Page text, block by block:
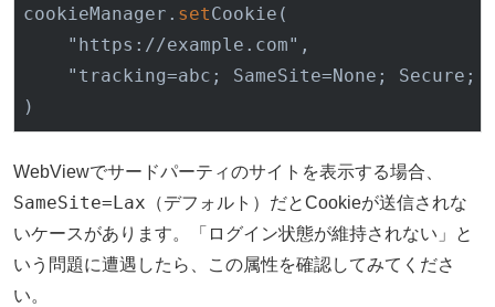
cookieManager. setCookie (
    "https://example.com",
    "
tracking=abc; SameSite=None; Secure;
)
WebViewでサードパーティのサイトを表示する場合、
SameSite=Lax （デフォルト）だとCookieが送信されな
いケースがあります。「ログイン状態が維持されない」と
いう問題に遭遇したら、この属性を確認してみてくださ
い。